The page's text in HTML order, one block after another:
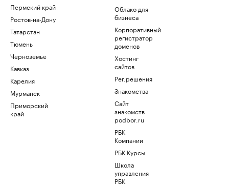
Пермский край
Ростов-на-Дону
Татарстан
Тюмень
Черноземье
Кавказ
Карелия
Мурманск
Приморский
край
Облако для
бизнеса
Корпоративный
регистратор
доменов
Хостинг
сайтов
Рег.решения
Знакомства
Сайт
знакомств
podbor.ru
РБК
Компании
РБК Курсы
Школа
управления
РБК